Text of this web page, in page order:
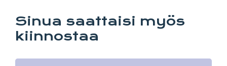
Sinua saattaisi myös
kiinnostaa